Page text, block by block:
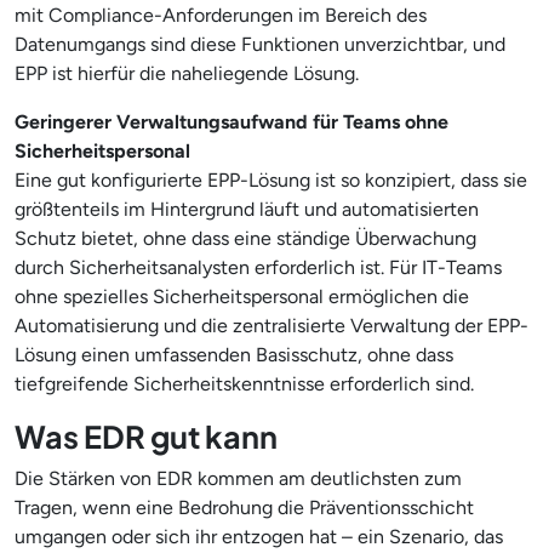
mit Compliance-Anforderungen im Bereich des
Datenumgangs sind diese Funktionen unverzichtbar, und
EPP ist hierfür die naheliegende Lösung.
Geringerer Verwaltungsaufwand für Teams ohne
Sicherheitspersonal
Eine gut konfigurierte EPP-Lösung ist so konzipiert, dass sie
größtenteils im Hintergrund läuft und automatisierten
Schutz bietet, ohne dass eine ständige Überwachung
durch Sicherheitsanalysten erforderlich ist. Für IT-Teams
ohne spezielles Sicherheitspersonal ermöglichen die
Automatisierung und die zentralisierte Verwaltung der EPP-
Lösung einen umfassenden Basisschutz, ohne dass
tiefgreifende Sicherheitskenntnisse erforderlich sind.
Was EDR gut kann
Die Stärken von EDR kommen am deutlichsten zum
Tragen, wenn eine Bedrohung die Präventionsschicht
umgangen oder sich ihr entzogen hat – ein Szenario, das